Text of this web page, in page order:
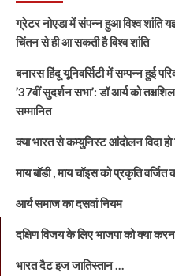
ग्रेटर नोएडा में संपन्न हुआ विश्व शांति
चिंतन से ही आ सकती है विश्व शांति
बनारस हिंदू यूनिवर्सिटी में सम्पन्न हुई
’37वीं सुदर्शन सभा’: डॉ आर्य को
सम्मानित
क्या भारत से कम्युनिस्ट आंदोलन विदा हो
माय बॉडी , माय चॉइस को प्रकृति वर्जित
आर्य समाज का दसवां नियम
दक्षिण विजय के लिए भाजपा को क्या करना
भारत दैट इज जातिस्तान …